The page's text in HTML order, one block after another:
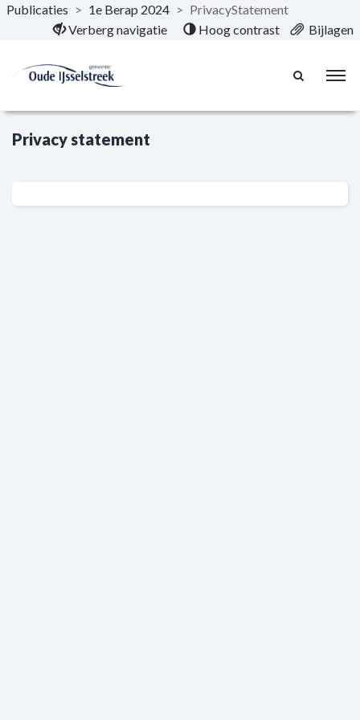
Naar hoofdinhoud
Publicaties > 1e Berap 2024 > PrivacyStatement
Verberg navigatie
Hoog contrast Bijlagen
Privacy statement